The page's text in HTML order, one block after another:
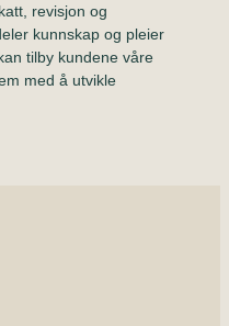
revisjon og
kunnskap og pleier
tilby kundene våre
med å utvikle